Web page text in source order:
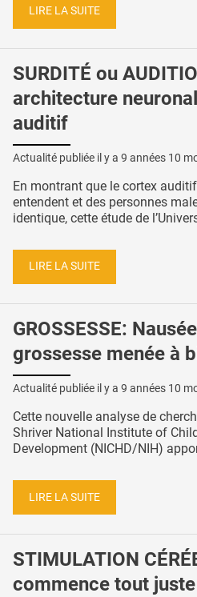
LIRE LA SUITE
SURDITÉ ou
architecture
auditif
Actualité publiée il y a 9 années 10
En montrant que le cortex
entendent et des personnes
identique, cette étude de
LIRE LA SUITE
GROSSESSE:
grossesse menée à
Actualité publiée il y a 9 années 10
Cette nouvelle analyse de
Shriver National Institute of
Development (NICHD/NIH)
LIRE LA SUITE
STIMULATION
commence tout